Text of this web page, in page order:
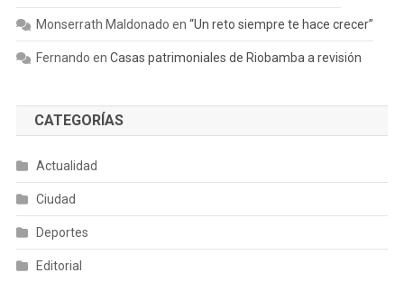
Monserrath Maldonado en “Un reto siempre te hace crecer”
Fernando en Casas patrimoniales de Riobamba a revisión
CATEGORÍAS
Actualidad
Ciudad
Deportes
Editorial